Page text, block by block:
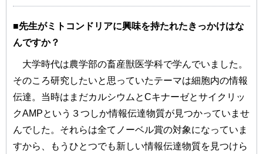
■先生がミトコンドリアに興味を持たれたきっかけはな
んですか？
大学時代は農学部の畜産獣医学科で学んでいました。
そのころ研究したいと思っていたテーマは細胞内の情報
伝達。当時はまだカルシウムとCキナーゼとサイクリッ
クAMPという３つしか情報伝達物質が見つかっていませ
んでした。それらは全てノーベル賞の対象になっていま
すから、もうひとつでも新しい情報伝達物質を見つけら